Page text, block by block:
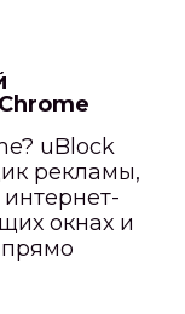
uBlock
рекламы,
окнах и